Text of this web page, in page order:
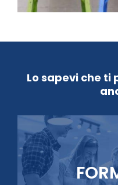
Lo sapevi che